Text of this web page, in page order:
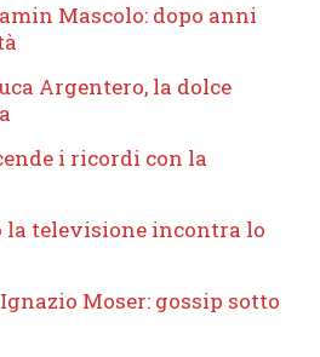
Mascolo: dopo anni
Argentero, la dolce
i ricordi con la
la televisione incontra lo
Moser: gossip sotto